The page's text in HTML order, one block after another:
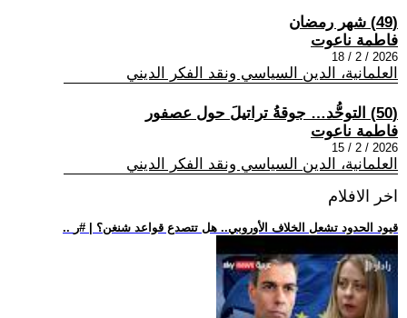
(49) شهر رمضان
فاطمة ناعوت
2026 / 2 / 18
العلمانية، الدين السياسي ونقد الفكر الديني
(50) التوحُّد… جوقةُ تراتيلَ حول عصفور
فاطمة ناعوت
2026 / 2 / 15
العلمانية، الدين السياسي ونقد الفكر الديني
اخر الافلام
.. قيود الحدود تشعل الخلاف الأوروبي.. هل تتصدع قواعد شنغن؟ | #ر